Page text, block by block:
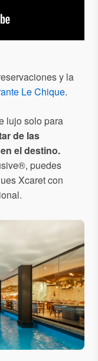
y la
Le Chique.
lujo solo para
de las
el destino.
puedes
Xcaret con